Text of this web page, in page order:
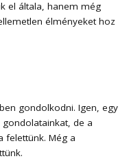
el általa, hanem még
élményeket hoz
gondolkodni. Igen, egy
de a
felettünk. Még a